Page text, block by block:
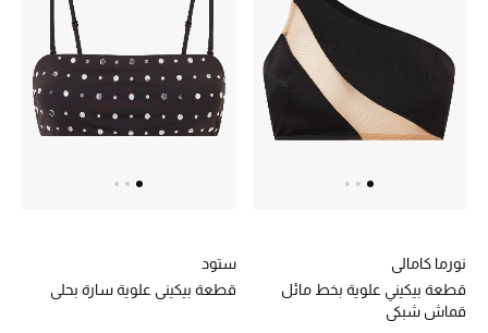
ركن الفخامة
جميع الملابس النسائية
جميع الأحذية النسائية
نورما كامالي
قطعة بيكيني علوية بخط مائل
قماش شبكي
ستود
قطعة بيكيني علوية سارة بحلي